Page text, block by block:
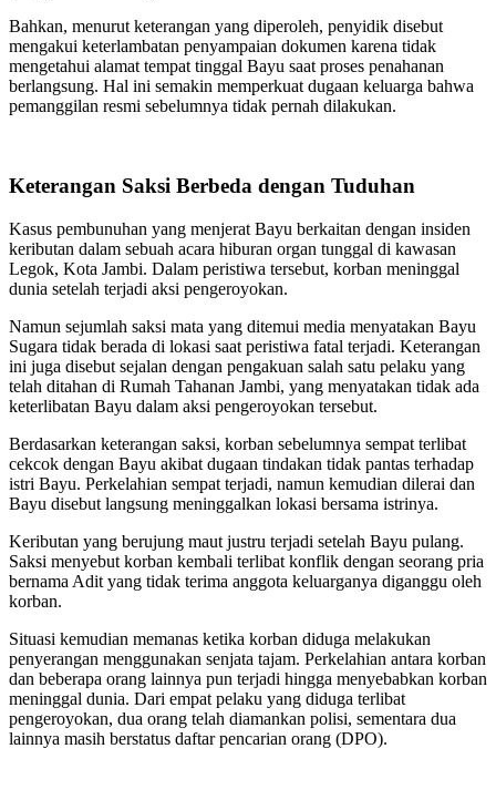
Bahkan, menurut keterangan yang diperoleh, penyidik disebut
mengakui keterlambatan penyampaian dokumen karena tidak
mengetahui alamat tempat tinggal Bayu saat proses penahanan
berlangsung. Hal ini semakin memperkuat dugaan keluarga bahwa
pemanggilan resmi sebelumnya tidak pernah dilakukan.
Keterangan Saksi Berbeda dengan Tuduhan
Kasus pembunuhan yang menjerat Bayu berkaitan dengan insiden
keributan dalam sebuah acara hiburan organ tunggal di kawasan
Legok, Kota Jambi. Dalam peristiwa tersebut, korban meninggal
dunia setelah terjadi aksi pengeroyokan.
Namun sejumlah saksi mata yang ditemui media menyatakan Bayu
Sugara tidak berada di lokasi saat peristiwa fatal terjadi. Keterangan
ini juga disebut sejalan dengan pengakuan salah satu pelaku yang
telah ditahan di Rumah Tahanan Jambi, yang menyatakan tidak ada
keterlibatan Bayu dalam aksi pengeroyokan tersebut.
Berdasarkan keterangan saksi, korban sebelumnya sempat terlibat
cekcok dengan Bayu akibat dugaan tindakan tidak pantas terhadap
istri Bayu. Perkelahian sempat terjadi, namun kemudian dilerai dan
Bayu disebut langsung meninggalkan lokasi bersama istrinya.
Keributan yang berujung maut justru terjadi setelah Bayu pulang.
Saksi menyebut korban kembali terlibat konflik dengan seorang pria
bernama Adit yang tidak terima anggota keluarganya diganggu oleh
korban.
Situasi kemudian memanas ketika korban diduga melakukan
penyerangan menggunakan senjata tajam. Perkelahian antara korban
dan beberapa orang lainnya pun terjadi hingga menyebabkan korban
meninggal dunia. Dari empat pelaku yang diduga terlibat
pengeroyokan, dua orang telah diamankan polisi, sementara dua
lainnya masih berstatus daftar pencarian orang (DPO).